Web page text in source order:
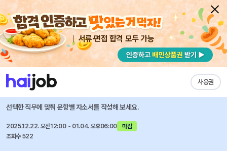
서류·면접 합격 모두 가능
사용권
채용공고 자소서 자유항목 자소서 내 작성목록
방위산업공제조합
방위산업공제조합 직원 채용 공고
선택한 직무에 맞춰 문항별 자소서를 작성해 보세요.
2025.12.22. 오전12:00 ~ 01.04. 오후06:00
마감
조회수 522